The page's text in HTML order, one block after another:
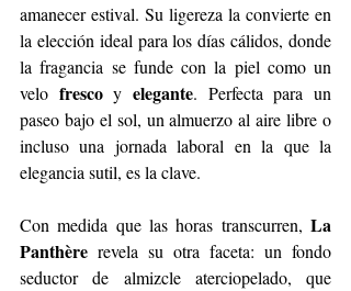
amanecer estival. Su ligereza la convierte en
la elección ideal para los días cálidos, donde
la fragancia se funde con la piel como un
velo fresco y elegante. Perfecta para un
paseo bajo el sol, un almuerzo al aire libre o
incluso una jornada laboral en la que la
elegancia sutil, es la clave.
Con medida que las horas transcurren, La
Panthère revela su otra faceta: un fondo
seductor de almizcle aterciopelado, que